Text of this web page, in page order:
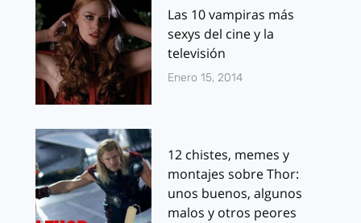
Las 10 vampiras más
sexys del cine y la
televisión
Enero 15, 2014
12 chistes, memes y
montajes sobre Thor:
unos buenos, algunos
malos y otros peores